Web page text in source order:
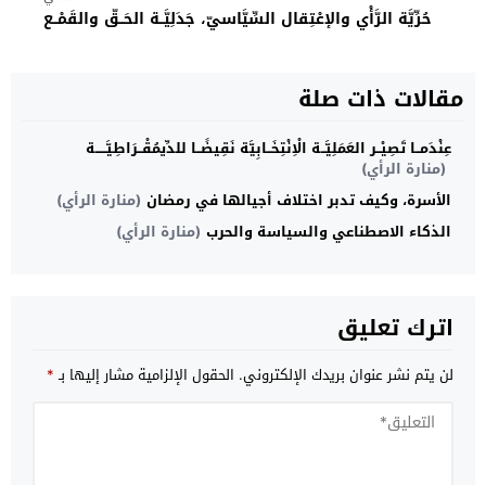
حُرِّيَّة الرَّأْي والإعْتِقال السِّيَّاسيّ، جَدَلِيَّــة الحَــقّ والقَمْــع
مقالات ذات صلة
عِنْدَمــا تَصِيْــر العَمَلِيَّــة الْاِنْتِخَــابِيَّة نَقِيضًــا للدِّيمُقْــرَاطِيَّـــــة
(منارة الرأي)
الأسرة، وكيف تدبر اختلاف أجيالها في رمضان (منارة الرأي)
​الذكاء الاصطناعي والسياسة والحرب (منارة الرأي)
اترك تعليق
لن يتم نشر عنوان بريدك الإلكتروني. الحقول الإلزامية مشار إليها بـ*